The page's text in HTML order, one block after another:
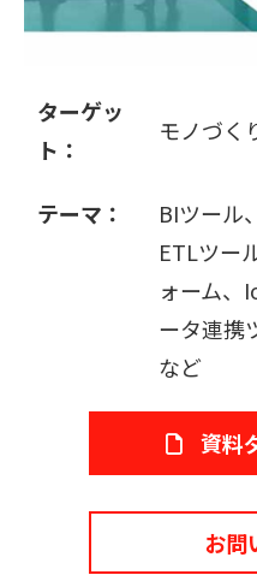
ターゲッ
ト：
モノづく
テーマ：
BIツール
ETLツー
ォーム、
ータ連携
など
資料
お問